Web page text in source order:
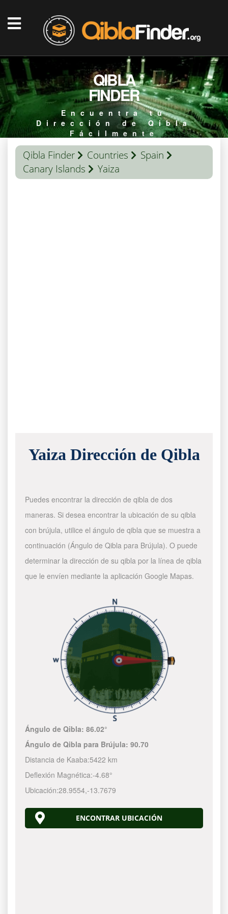
QIBLA
FINDER
Encuentra tu
Dirección de Qibla
Fácilmente
Qibla Finder Countries
Spain
Canary Islands
Yaiza
Yaiza Dirección de Qibla
Puedes encontrar la dirección de qibla de dos
maneras. Si desea encontrar la ubicación de su qibla
con brújula, utilice el ángulo de qibla que se muestra a
continuación (Ángulo de Qibla para Brújula). O puede
determinar la dirección de su qibla por la línea de qibla
que le envíen mediante la aplicación Google Mapas.
Ángulo de Qibla:86.02°
Ángulo de Qibla para Brújula:90.70
Distancia de Kaaba:5422 km
Deflexión Magnética:-4.68°
Ubicación:28.9554,-13.7679
ENCONTRAR UBICACIÓN